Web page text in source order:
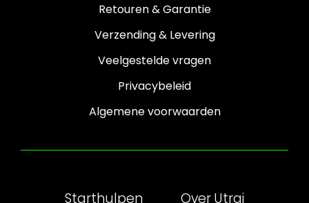
Retouren & Garantie
Verzending & Levering
Veelgestelde vragen
Privacybeleid
Algemene voorwaarden
Starthulpen Over Utrai